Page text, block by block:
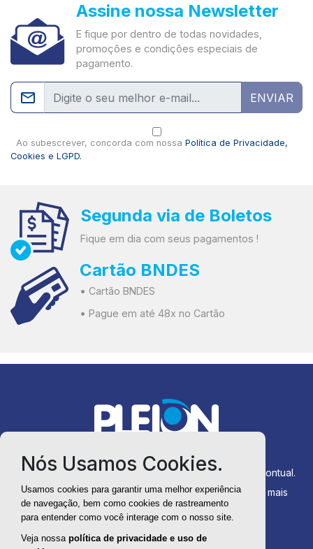
Assine nossa Newsletter
E fique por dentro de todas novidades,
promoções e condições especiais de
pagamento.
ENVIAR
Ao subescrever, concorda com nossa Política de Privacidade,
Cookies e LGPD.
Segunda via de Boletos
Fique em dia com seus pagamentos !
Cartão BNDES
• Cartão BNDES
• Pague em até 48x no Cartão
Produtos sempre disponíveis para entrega rápida e pontual.
Você compra direto da fábrica com menos custos e mais
agilidade no processo.
Nós Usamos Cookies.
Usamos cookies para garantir uma melhor experiência
de navegação, bem como cookies de rastreamento
para entender como você interage com o nosso site.
Veja nossa política de privacidade e uso de